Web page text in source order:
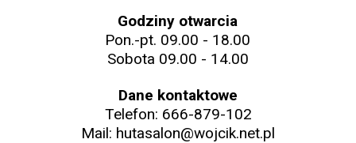
Godziny otwarcia
Pon.-pt. 09.00 - 18.00
Sobota 09.00 - 14.00
Dane kontaktowe
Telefon: 666-879-102
Mail: hutasalon@wojcik.net.pl